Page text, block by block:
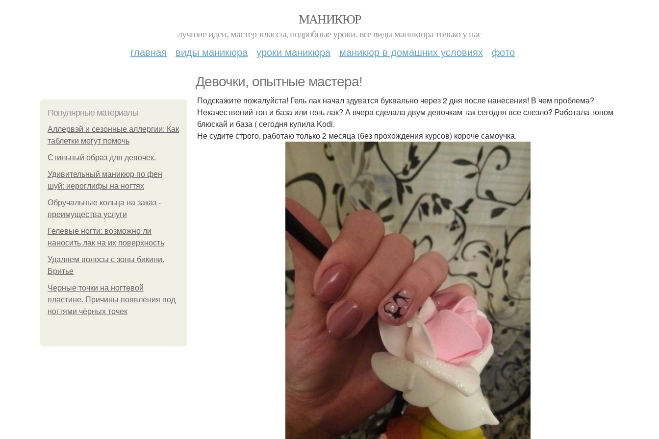
МАНИКЮР
лучшие идеи, мастер-классы, подробные уроки. все виды маникюра только у нас
главная виды маникюра уроки маникюра маникюр в домашних условиях фото
Девочки, опытные мастера!
Популярные материалы
Аллервэй и сезонные аллергии: Как
таблетки могут помочь
Стильный образ для девочек.
Удивительный маникюр по фен
шуй: иероглифы на ногтях
Обручальные кольца на заказ -
преимущества услуги
Гелевые ногти: возможно ли
наносить лак на их поверхность
Удаляем волосы с зоны бикини.
Бритье
Черные точки на ногтевой
пластине. Причины появления под
ногтями чёрных точек
Подскажите пожалуйста! Гель лак начал здуватся буквально через 2 дня после нанесения! В чем проблема?
Некачествений топ и база или гель лак? А вчера сделала двум девочкам так сегодня все слезло? Работала топом
блюскай и база ( сегодня купила Kodi.
Не судите строго, работаю только 2 месяца (без прохождения курсов) короче самоучка.